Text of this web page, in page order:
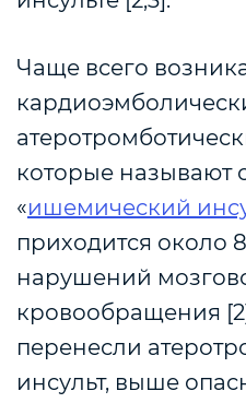
Чаще всего
которые
«ишемический
приходится около
нарушений
кровообращения
перенесли
инсульт, выше